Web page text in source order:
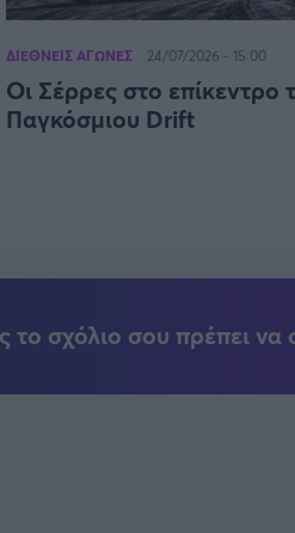
ΔΙΕΘΝΕΙΣ ΑΓΩΝΕΣ 24/07/2026 - 15:00
Οι Σέρρες στο επίκεντρο
Παγκόσμιου Drift
το σχόλιο σου πρέπει